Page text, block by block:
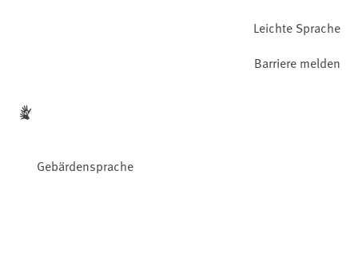
Leichte Sprache
Gebärdensprache
Barriere melden